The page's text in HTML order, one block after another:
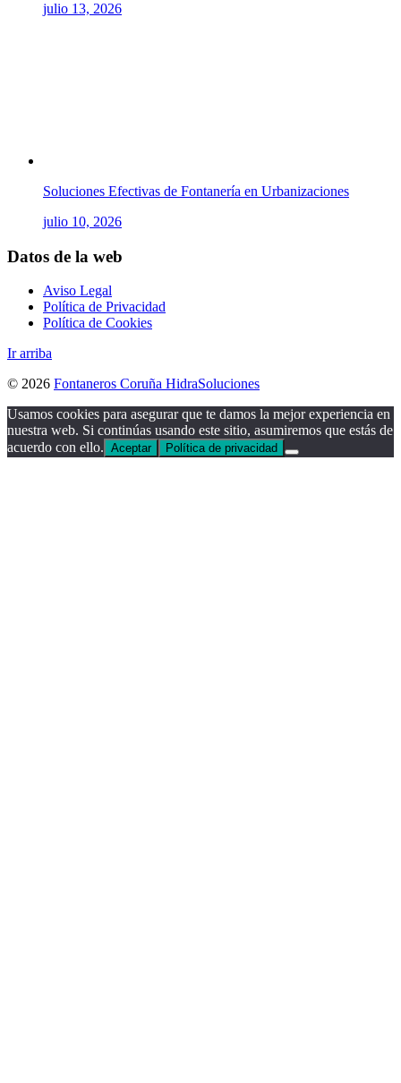
julio 13, 2026
Soluciones Efectivas de Fontanería en Urbanizaciones
julio 10, 2026
Datos de la web
Aviso Legal
Política de Privacidad
Política de Cookies
Ir arriba
© 2026 Fontaneros Coruña HidraSoluciones
Usamos cookies para asegurar que te damos la mejor experiencia en
nuestra web. Si continúas usando este sitio, asumiremos que estás de
acuerdo con ello. Aceptar Política de privacidad